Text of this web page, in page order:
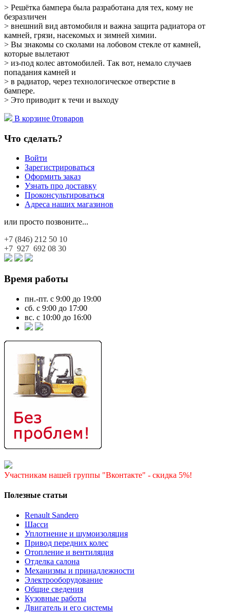
> Решётка бампера была разработана для тех, кому не
безразличен
> внешний вид автомобиля и важна защита радиатора от
камней, грязи, насекомых и зимней химии.
> Вы знакомы со сколами на лобовом стекле от камней,
которые вылетают
> из-под колес автомобилей. Так вот, немало случаев
попадания камней и
> в радиатор, через технологическое отверстие в
бампере.
> Это приводит к течи и выходу
В корзине 0товаров
Что сделать?
Войти
Зарегистрироваться
Оформить заказ
Узнать про доставку
Проконсультироваться
Адреса наших магазинов
или просто позвоните...
+7 (846) 212 50 10
+7 927 692 08 30
Время работы
пн.-пт. с 9:00 до 19:00
сб. с 9:00 до 17:00
вс. с 10:00 до 16:00
Участникам нашей группы "Вконтакте" - скидка 5%!
Полезные статьи
Renault Sandero
Шасси
Уплотнение и шумоизоляция
Привод передних колес
Отопление и вентиляция
Отделка салона
Механизмы и принадлежности
Электрооборудование
Общие сведения
Кузовные работы
Двигатель и его системы